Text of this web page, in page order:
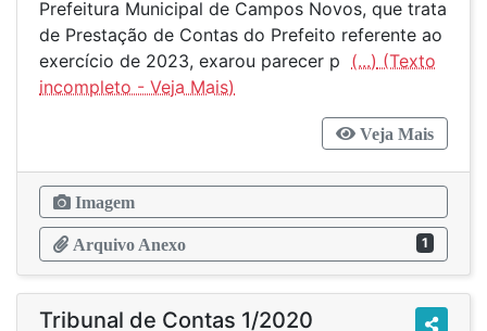
Prefeitura Municipal de Campos Novos, que trata
de Prestação de Contas do Prefeito referente ao
exercício de 2023, exarou parecer p (...)
Veja Mais
Imagem
Arquivo Anexo 1
Tribunal de Contas 1/2020